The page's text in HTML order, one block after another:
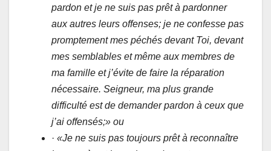
pardon et je ne suis pas prêt à pardonner
aux autres leurs offenses; je ne confesse pas
promptement mes péchés devant Toi, devant
mes semblables et même aux membres de
ma famille et j’évite de faire la réparation
nécessaire. Seigneur, ma plus grande
difficulté est de demander pardon à ceux que
j’ai offensés;» ou
· «Je ne suis pas toujours prêt à reconnaître